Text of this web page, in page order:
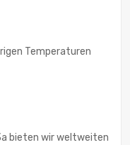
Temperaturen
bieten wir weltweiten